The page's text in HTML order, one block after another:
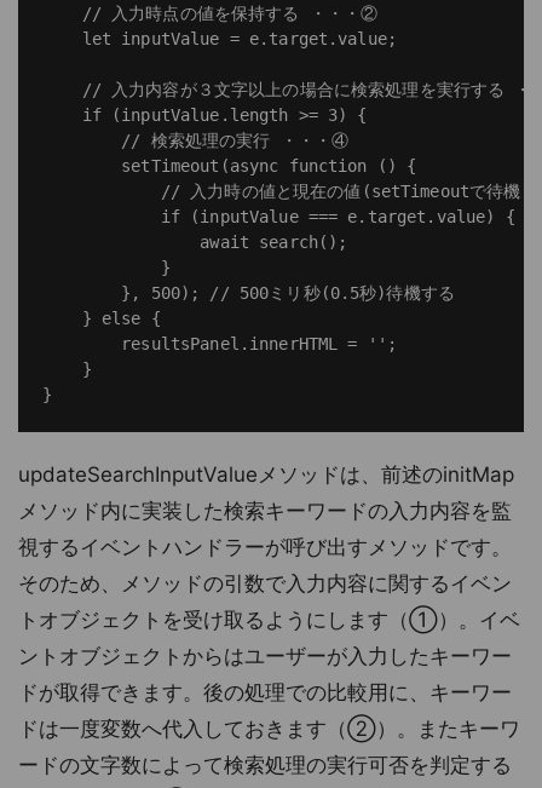
    // 入力時点の値を保持する ・・・②
    let inputValue = e.target.value;
// 入力内容が３文字以上の場合に検索処理を実行する
    if (inputValue.length >= 3) {
        // 検索処理の実行 ・・・④
        setTimeout(async function () {
// 入力時の値と現在の値(setTimeoutで待機し
            if (inputValue === e.target.value) {
                await search();
            }
        }, 500); // 500ミリ秒(0.5秒)待機する
    } else {
        resultsPanel.innerHTML = '';
    }
updateSearchInputValueメソッドは、前述のinitMap
メソッド内に実装した検索キーワードの入力内容を監
視するイベントハンドラーが呼び出すメソッドです。
そのため、メソッドの引数で入力内容に関するイベン
トオブジェクトを受け取るようにします（①）。イベ
ントオブジェクトからはユーザーが入力したキーワー
ドが取得できます。後の処理での比較用に、キーワー
ドは一度変数へ代入しておきます（②）。またキーワ
ードの文字数によって検索処理の実行可否を判定する